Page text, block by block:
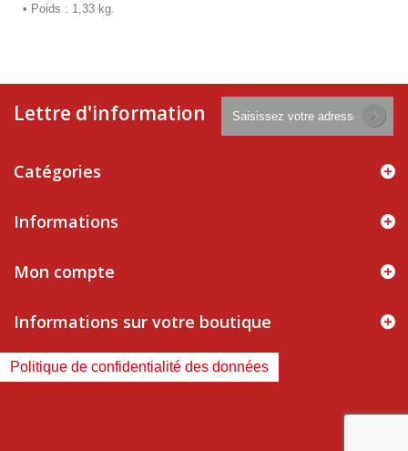
• Poids : 1,33 kg.
Lettre d'information
Catégories
Informations
Mon compte
Informations sur votre boutique
Politique de confidentialité des données